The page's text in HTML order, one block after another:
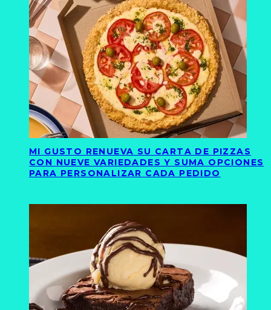
MI GUSTO RENUEVA SU CARTA DE PIZZAS
CON NUEVE VARIEDADES Y SUMA OPCIONES
PARA PERSONALIZAR CADA PEDIDO